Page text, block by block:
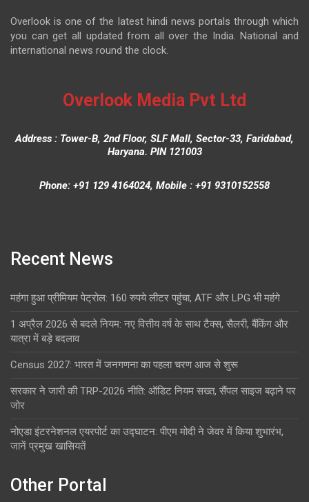
Overlook is one of the latest hindi news portals through which
you can get all updated from all over the India. National and
international news round the clock.
Overlook Media Pvt Ltd
Address : Tower-B, 2nd Floor, SLF Mall, Sector-33, Faridabad,
Haryana. PIN 121003
Phone: +91 129 4164024, Mobile : +91 9310152558
Recent News
महंगा हुआ प्रीमियम पेट्रोल: 160 रुपये लीटर पहुंचा, ATF और LPG भी महंगे
1 अप्रैल 2026 से बदले नियम: नए वित्तीय वर्ष के साथ टैक्स, सैलरी, बैंकिंग और
यात्रा में बड़े बदलाव
Census 2027: भारत में जनगणना का पहला चरण आज से शुरू
सरकार ने जारी की TRP-2026 नीति: ऑडिट नियम सख्त, सैंपल साइज बढ़ाने पर
जोर
नोएडा इंटरनेशनल एयरपोर्ट का उद्घाटन: पीएम मोदी ने जेवर में किया शुभारंभ,
जानें प्रमुख खासियतें
Other Portal